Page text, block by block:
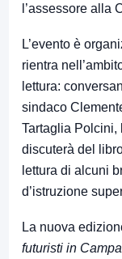
l’assessore alla
L’evento è
rientra
lettura:
sindaco
Tartaglia Polcini,
discuterà del
lettura di alcuni
d’istruzione
La nuova
futuristi in